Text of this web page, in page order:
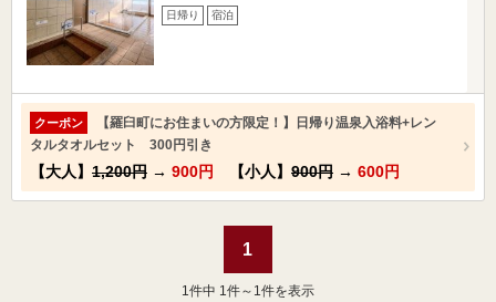
日帰り 宿泊
クーポン
【羅臼町にお住まいの方限定！】日帰り温泉入浴料+レン
タルタオルセット 300円引き
【大人】 1,200円 → 900円 【小人】 900円 → 600円
1
1 件中 1件～1件を表示